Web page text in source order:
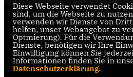
Internetseite der CDU-Fraktion
Braunschweig, mit aktuellen
um die Kommunalpolitik in der
Niedersachsens.
Diese Webseite verwendet
sind, um die Webseite zu
verwenden wir Dienste von
helfen, unser Webangebot zu
Optmierung). Für die
Dienste, benötigen wir Ihre
Einwilligung können Sie
Informationen finden Sie in
Datenschutzerklärung.